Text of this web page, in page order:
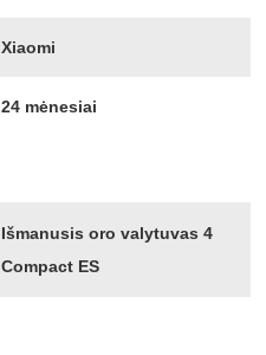
Xiaomi
24 mėnesiai
Išmanusis oro valytuvas 4
Compact ES